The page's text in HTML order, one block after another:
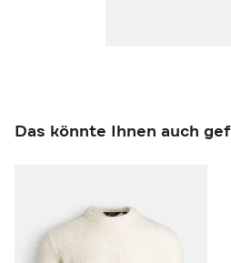
Das könnte Ihnen auch